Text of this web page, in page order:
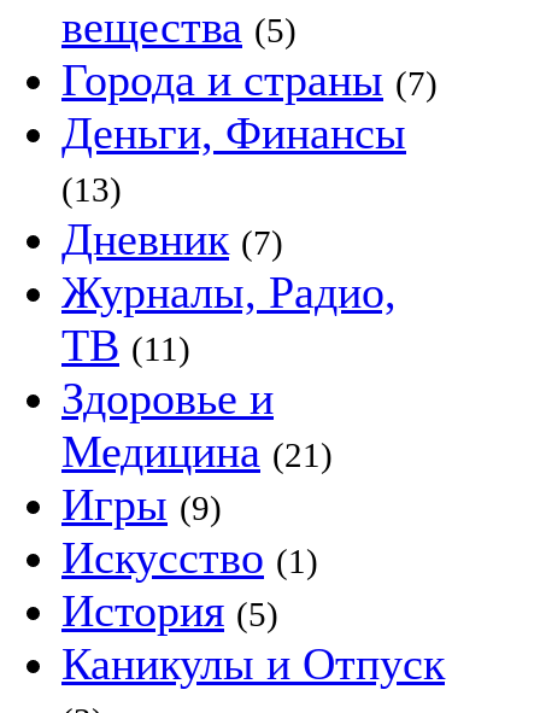
вещества (5)
Города и страны (7)
Деньги, Финансы
(13)
Дневник (7)
Журналы, Радио,
ТВ (11)
Здоровье и
Медицина (21)
Игры (9)
Искусство (1)
История (5)
Каникулы и Отпуск